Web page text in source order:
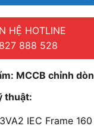
HỆ HOTLINE
888 528
MCCB chỉnh
thuật:
IEC Frame